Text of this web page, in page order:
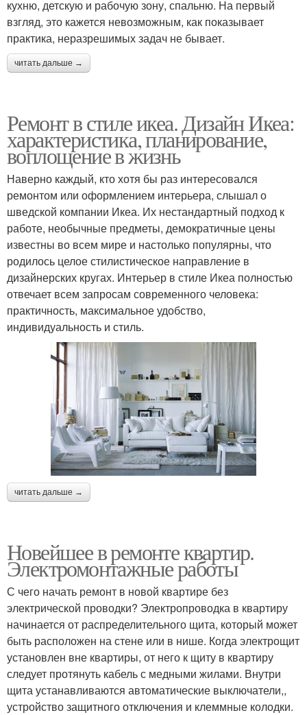
кухню, детскую и рабочую зону, спальню. На первый
взгляд, это кажется невозможным, как показывает
практика, неразрешимых задач не бывает.
читать дальше →
Ремонт в стиле икеа. Дизайн Икеа:
характеристика, планирование,
воплощение в жизнь
Наверно каждый, кто хотя бы раз интересовался
ремонтом или оформлением интерьера, слышал о
шведской компании Икеа. Их нестандартный подход к
работе, необычные предметы, демократичные цены
известны во всем мире и настолько популярны, что
родилось целое стилистическое направление в
дизайнерских кругах. Интерьер в стиле Икеа полностью
отвечает всем запросам современного человека:
практичность, максимальное удобство,
индивидуальность и стиль.
читать дальше →
Новейшее в ремонте квартир.
Электромонтажные работы
С чего начать ремонт в новой квартире без
электрической проводки? Электропроводка в квартиру
начинается от распределительного щита, который может
быть расположен на стене или в нише. Когда электрощит
установлен вне квартиры, от него к щиту в квартиру
следует протянуть кабель с медными жилами. Внутри
щита устанавливаются автоматические выключатели,,
устройство защитного отключения и клеммные колодки.